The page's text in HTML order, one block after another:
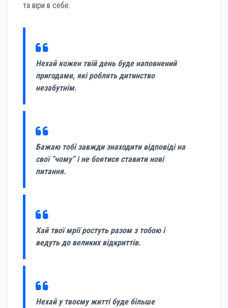
та віри в себе.
Нехай кожен твій день буде наповнений
пригодами, які роблять дитинство
незабутнім.
Бажаю тобі завжди знаходити відповіді на
свої “чому” і не боятися ставити нові
питання.
Хай твої мрії ростуть разом з тобою і
ведуть до великих відкриттів.
Нехай у твоєму житті буде більше